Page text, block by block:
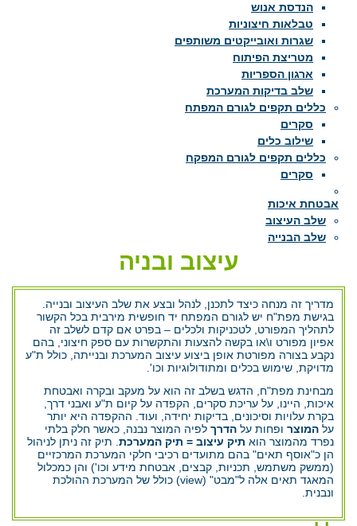
הנדסת אנוש
טבלאות חיצוניות
שגרות ואובייקטים משותפים
מטריצת הפיתוח
ארגון הספריות
שלב בדיקות המערכת
כללים תקפים לגורם המפתח
סקרים
שילוב כלים
כללים תקפים לגורם המפקח
סקרים
אבטחת איכות
שלב העיצוב
שלב הבנייה
עיצוב ובניה
מדריך זה מנחה כיצד לתכנן, לנהל ובצע את שלב העיצוב ובנייה.
בגישת מפת"ח יש לגורם המפתח יד חופשית מירבית בכל הקשור
לתהליך המפורט, לטכניקות ולכלים – בפרט אם קדם לשלב זה
אפיון מפורט ו\או בקשה להצעות והתקשרות עם ספק חיצוני, בהם
נקבע בצורה מפורטת אופן ביצוע עיצוב המערכת ובנייתה, כולל ת"ע
מדויקת, שימוש בכלים ומתודולוגיות וכו'.
מבחינת מפת"ח, הדגש בשלב זה הוא על מעקב ובקרה ואבטחת
איכות, היינו, על עריכת סקרים, הקפדה על קיום ת"ע ואבני דרך,
בקרת עלויות וסיכונים, בדיקות יחידה, ועוד. ההקפדה היא יותר
על המוצר ופחות על הדרך לפיה המוצר נבנה, כאשר חלק בלתי
נפרד מהמוצר הוא תיק עיצוב = תיק המערכת . תיק זה ניתן לניהול
הן כ"אוסף תאים" בהם מתועדים רכיבי חלקי המערכת המרכזיים
(ממשק משתמש, תכניות, קבצים, אבטחת מידע וכו') והן כמכלול
המאגד תאים אלה ל"מבט" (view) כולל של המערכת ההולכת
ונבנית.